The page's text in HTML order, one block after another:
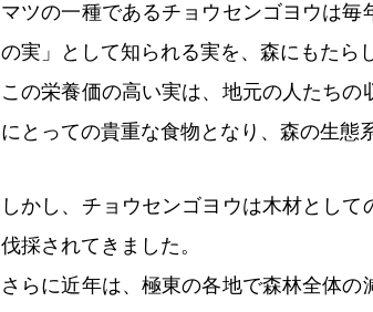
マツの一種であるチョウセンゴヨウは
の実」として知られる実を、森にもたら
この栄養価の高い実は、地元の人たち
にとっての貴重な食物となり、森の生
しかし、チョウセンゴヨウは木材とし
伐採されてきました。
さらに近年は、極東の各地で森林全体